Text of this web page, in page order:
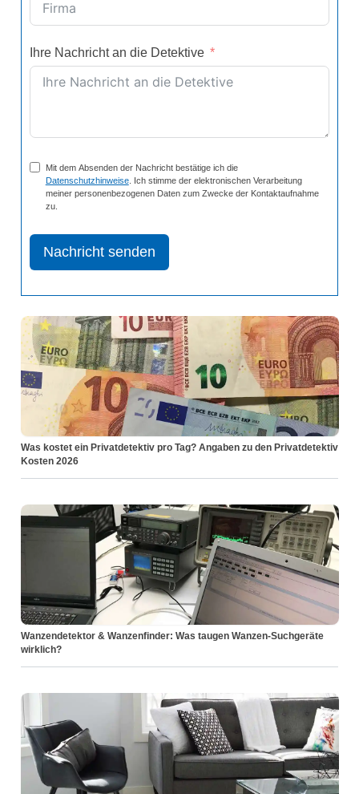
Was kostet ein Privatdetektiv pro Tag? Angaben zu den Privatdetektiv
Kosten 2026
Wanzendetektor & Wanzenfinder: Was taugen Wanzen-Suchgeräte
wirklich?
Ihre Nachricht an die Detektive
Mit dem Absenden der Nachricht bestätige ich die
Datenschutzhinweise. Ich stimme der elektronischen Verarbeitung
meiner personenbezogenen Daten zum Zwecke der Kontaktaufnahme
zu.
Nachricht senden